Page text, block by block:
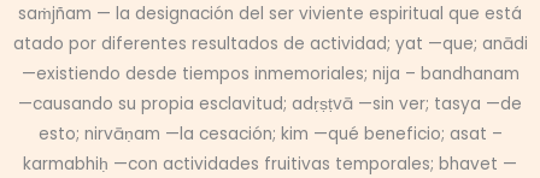
saṁjñam — la designación del ser viviente espiritual que está
atado por diferentes resultados de actividad; yat —que; anādi
—existiendo desde tiempos inmemoriales; nija – bandhanam
—causando su propia esclavitud; adṛṣṭvā —sin ver; tasya —de
esto; nirvāṇam —la cesación; kim —qué beneficio; asat –
karmabhiḥ —con actividades fruitivas temporales; bhavet —